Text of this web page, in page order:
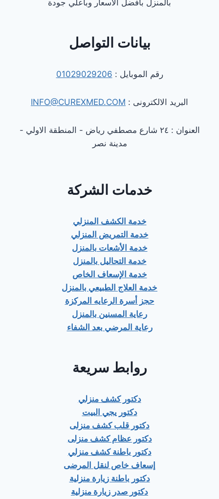
بالمنزل بافضل الاسعار وبأعلي جودة
بيانات التواصل
رقم الموبايل : 01029029206
البريد الالكترونى : INFO@CUREXMED.COM
العنوان : ٢٤ شارع مصطفي رياض - المنطقة الاولي -
مدينة نصر
خدمات الشركة
خدمة الكشف المنزلي
خدمة التمريض المنزلي
خدمة الأشعات بالمنزل
خدمة التحاليل بالمنزل
خدمة الإسعاف الخاص
خدمة العلاج الطبيعي بالمنزل
حجز أسرة الرعايه المركزة
رعاية المسنين بالمنزل
رعاية المرضي بعد الشفاء
روابط سريعة
دكتور كشف منزلي
دكتور يجي البيت
دكتور قلب كشف منزلى
دكتور عظام كشف منزلى
دكتور باطنة كشف منزلي
إسعاف خاص لنقل المرضى
دكتور باطنة زيارة منزلية
دكتور صدر زيارة منزلية